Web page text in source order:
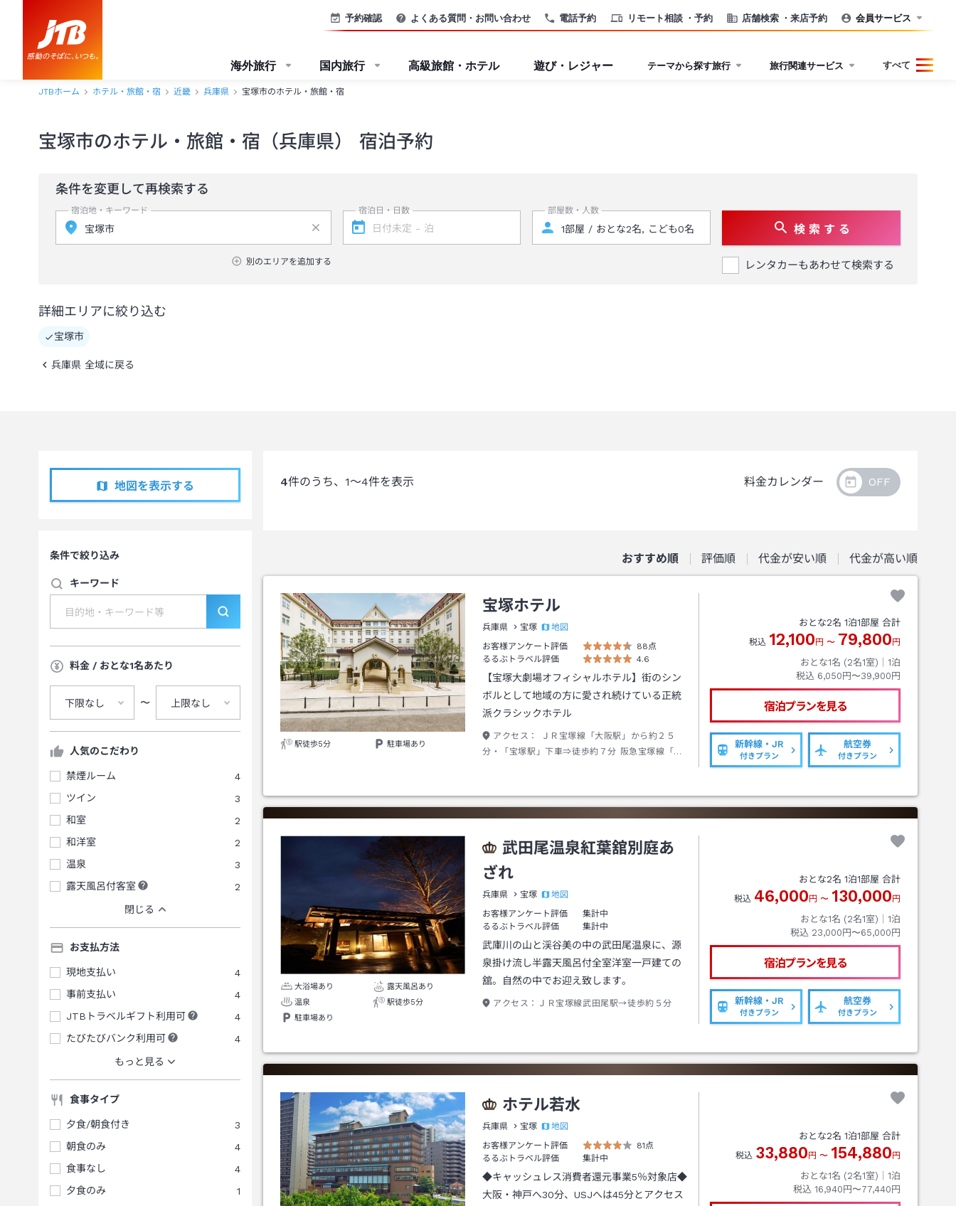
電話予約 リモート相談 ・予約 店舗検索 ・来店予約
予約確認 よくある質問・お問い合わせ 会員サービス
海外旅行 国内旅行 高級旅館・ホテル 遊び・レジャー テーマから探す旅行 旅行関連サービス すべて
JTBホーム ホテル・旅館・宿 近畿 兵庫県 宝塚市のホテル・旅館・宿
宝塚市のホテル・旅館・宿（兵庫県） 宿泊予約
条件を変更して再検索する
宿泊地・キーワード
別のエリアを追加する
宿泊日・日数 部屋数・人数
検 索 す る
レンタカーもあわせて検索する
詳細エリアに絞り込む
宝塚市
兵庫県 全域に戻る
地図を表示する
条件で絞り込み
キーワード
料金 / おとな1名あたり
下限なし 〜 上限なし
人気のこだわり
禁煙ルーム
4
ツイン
3
和室
2
和洋室
2
温泉
3
露天風呂付客室
2
閉じる
お支払方法
現地支払い
4
事前支払い
4
JTBトラベルギフト利用可
4
たびたびバンク利用可
4
もっと見る
食事タイプ
夕食/朝食付き
3
朝食のみ
4
食事なし
4
夕食のみ
1
4件のうち、 1～4件を表示 料金カレンダー
おすすめ順 評価順 代金が安い順 代金が高い順
駅徒歩5分 駐車場あり
宝塚ホテル
兵庫県 宝塚
地図
お客様アンケート評価
88点
るるぶトラベル評価
4.6
【宝塚大劇場オフィシャルホテル】街のシン
ボルとして地域の方に愛され続けている正統
派クラシックホテル
アクセス：
ＪＲ宝塚線「大阪駅」から約２５
分・「宝塚駅」下車⇒徒歩約７分 阪急宝塚線「大
おとな2名 1泊1部屋 合計
税込 12,100 円 〜 79,800 円
おとな1名 (2名1室)｜ 1泊
税込 6,050円〜39,900円
宿泊プランを見る
新幹線・JR
付きプラン
航空券
付きプラン
大浴場あり
露天風呂あり
温泉
駅徒歩5分
駐車場あり
武田尾温泉紅葉舘別庭あ
ざれ
兵庫県 宝塚
地図
お客様アンケート評価
集計中
るるぶトラベル評価
集計中
武庫川の山と渓谷美の中の武田尾温泉に、源
泉掛け流し半露天風呂付全室洋室一戸建ての
舘。自然の中でお迎え致します。
アクセス： ＪＲ宝塚線武田尾駅→徒歩約５分
おとな2名 1泊1部屋 合計
税込 46,000 円 〜 130,000 円
おとな1名 (2名1室)｜ 1泊
税込 23,000円〜65,000円
宿泊プランを見る
新幹線・JR
付きプラン
航空券
付きプラン
ホテル若水
兵庫県 宝塚
地図
お客様アンケート評価
81点
るるぶトラベル評価
集計中
◆キャッシュレス消費者還元事業5％対象店◆
大阪・神戸へ30分、USJへは45分とアクセス
おとな2名 1泊1部屋 合計
税込 33,880 円 〜 154,880 円
おとな1名 (2名1室)｜ 1泊
税込 16,940円〜77,440円